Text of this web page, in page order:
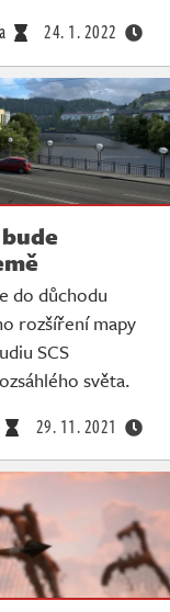
24. 1. 2022
do důchodu
rozšíření mapy
SCS
světa.
29. 11. 2021